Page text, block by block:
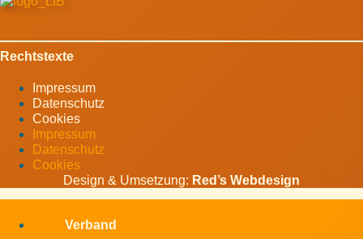
Rechtstexte
Impressum
Datenschutz
Cookies
Impressum
Datenschutz
Cookies
Design & Umsetzung: Red’s Webdesign
Verband